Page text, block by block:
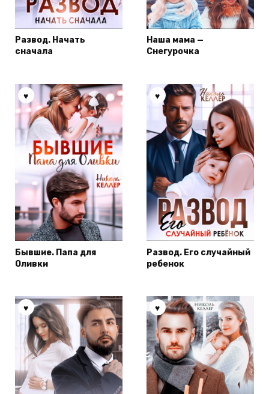
Развод. Начать
сначала
Наша мама —
Снегурочка
Бывшие. Папа для
Оливки
Развод. Его случайный
ребенок